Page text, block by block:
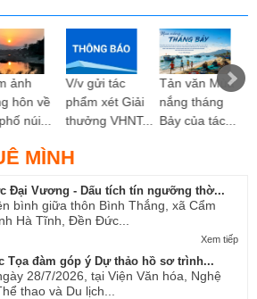
ảnh
hôn về
núi...
V/v gửi tác
phẩm xét Giải
thưởng VHNT...
Tản văn Mùa
nắng tháng
Bảy của tác...
MÌNH
Đại Vương - Dấu tích tín ngưỡng thờ...
bình giữa thôn Bình Thắng, xã Cẩm
Hà Tĩnh, Đền Đức...
Xem tiếp
Tọa đàm góp ý Dự thảo hồ sơ trình...
28/7/2026, tại Viện Văn hóa, Nghệ
thao và Du lịch...